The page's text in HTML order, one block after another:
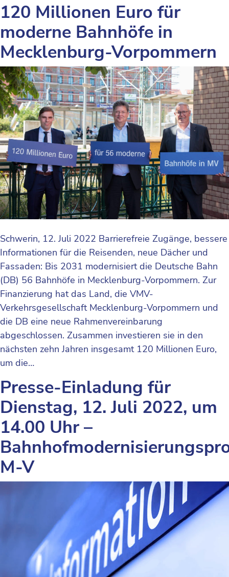
120 Millionen Euro für
moderne Bahnhöfe in
Mecklenburg-Vorpommern
Schwerin, 12. Juli 2022 Barrierefreie Zugänge, bessere
Informationen für die Reisenden, neue Dächer und
Fassaden: Bis 2031 modernisiert die Deutsche Bahn
(DB) 56 Bahnhöfe in Mecklenburg-Vorpommern. Zur
Finanzierung hat das Land, die VMV-
Verkehrsgesellschaft Mecklenburg-Vorpommern und
die DB eine neue Rahmenvereinbarung
abgeschlossen. Zusammen investieren sie in den
nächsten zehn Jahren insgesamt 120 Millionen Euro,
um die…
Presse-Einladung für
Dienstag, 12. Juli 2022, um
14.00 Uhr –
M-V